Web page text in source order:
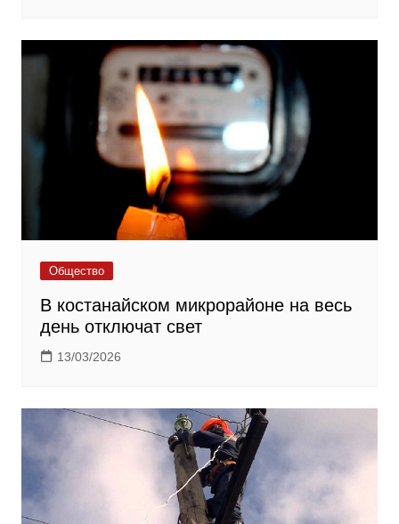
Общество
В костанайском микрорайоне на весь
день отключат свет
13/03/2026